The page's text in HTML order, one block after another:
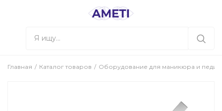
Главная Каталог товаров Оборудование для маникюра и